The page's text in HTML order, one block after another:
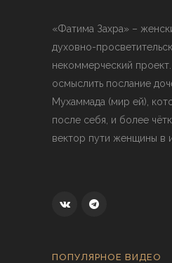
«Фатима Захра» –
духовно-
некоммерческий
осмыслить послание
Мухаммада (мир ей),
после себя, и более
вектор пути женщины в
ПОПУЛЯРНОЕ ВИДЕО